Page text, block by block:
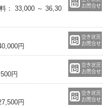
： 33,000 ～ 36,30
円
円
円